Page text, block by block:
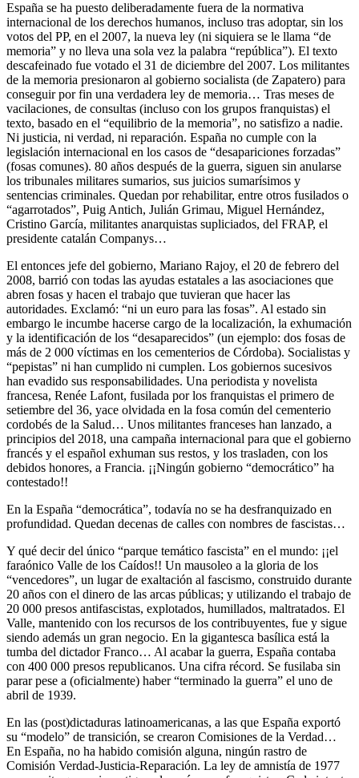
España se ha puesto deliberadamente fuera de la normativa
internacional de los derechos humanos, incluso tras adoptar, sin los
votos del PP, en el 2007, la nueva ley (ni siquiera se le llama “de
memoria” y no lleva una sola vez la palabra “república”). El texto
descafeinado fue votado el 31 de diciembre del 2007. Los militantes
de la memoria presionaron al gobierno socialista (de Zapatero) para
conseguir por fin una verdadera ley de memoria… Tras meses de
vacilaciones, de consultas (incluso con los grupos franquistas) el
texto, basado en el “equilibrio de la memoria”, no satisfizo a nadie.
Ni justicia, ni verdad, ni reparación. España no cumple con la
legislación internacional en los casos de “desapariciones forzadas”
(fosas comunes). 80 años después de la guerra, siguen sin anularse
los tribunales militares sumarios, sus juicios sumarísimos y
sentencias criminales. Quedan por rehabilitar, entre otros fusilados o
“agarrotados”, Puig Antich, Julián Grimau, Miguel Hernández,
Cristino García, militantes anarquistas supliciados, del FRAP, el
presidente catalán Companys…
El entonces jefe del gobierno, Mariano Rajoy, el 20 de febrero del
2008, barrió con todas las ayudas estatales a las asociaciones que
abren fosas y hacen el trabajo que tuvieran que hacer las
autoridades. Exclamó: “ni un euro para las fosas”. Al estado sin
embargo le incumbe hacerse cargo de la localización, la exhumación
y la identificación de los “desaparecidos” (un ejemplo: dos fosas de
más de 2 000 víctimas en los cementerios de Córdoba). Socialistas y
“pepistas” ni han cumplido ni cumplen. Los gobiernos sucesivos
han evadido sus responsabilidades. Una periodista y novelista
francesa, Renée Lafont, fusilada por los franquistas el primero de
setiembre del 36, yace olvidada en la fosa común del cementerio
cordobés de la Salud… Unos militantes franceses han lanzado, a
principios del 2018, una campaña internacional para que el gobierno
francés y el español exhuman sus restos, y los trasladen, con los
debidos honores, a Francia. ¡¡Ningún gobierno “democrático” ha
contestado!!
En la España “democrática”, todavía no se ha desfranquizado en
profundidad. Quedan decenas de calles con nombres de fascistas…
Y qué decir del único “parque temático fascista” en el mundo: ¡¡el
faraónico Valle de los Caídos!! Un mausoleo a la gloria de los
“vencedores”, un lugar de exaltación al fascismo, construido durante
20 años con el dinero de las arcas públicas; y utilizando el trabajo de
20 000 presos antifascistas, explotados, humillados, maltratados. El
Valle, mantenido con los recursos de los contribuyentes, fue y sigue
siendo además un gran negocio. En la gigantesca basílica está la
tumba del dictador Franco… Al acabar la guerra, España contaba
con 400 000 presos republicanos. Una cifra récord. Se fusilaba sin
parar pese a (oficialmente) haber “terminado la guerra” el uno de
abril de 1939.
En las (post)dictaduras latinoamericanas, a las que España exportó
su “modelo” de transición, se crearon Comisiones de la Verdad…
En España, no ha habido comisión alguna, ningún rastro de
Comisión Verdad-Justicia-Reparación. La ley de amnistía de 1977